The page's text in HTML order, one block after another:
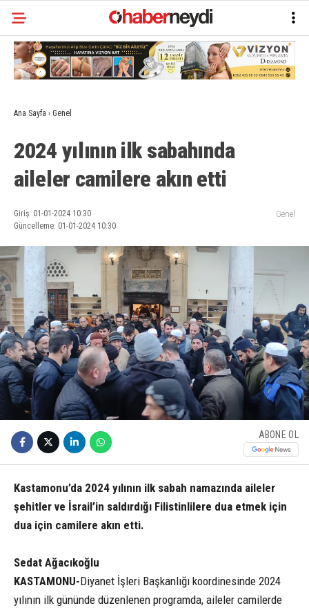
Ana Sayfa › Genel
2024 yılının ilk sabahında
aileler camilere akın etti
Giriş: 01-01-2024 10:30
Güncelleme: 01-01-2024 10:30
Genel
ABONE OL
Kastamonu’da 2024 yılının ilk sabah namazında aileler
şehitler ve İsrail’in saldırdığı Filistinlilere dua etmek için
dua için camilere akın etti.
Sedat Ağacıkoğlu
KASTAMONU-Diyanet İşleri Başkanlığı koordinesinde 2024
yılının ilk gününde düzenlenen programda, aileler camilerde